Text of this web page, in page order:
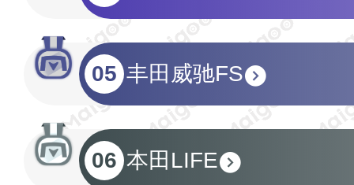
05 丰田威驰FS
06 本田LIFE